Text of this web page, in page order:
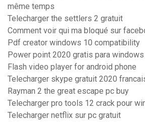
même temps
Telecharger the settlers 2 gratuit
Comment voir qui ma bloqué sur
Pdf creator windows 10 compatibility
Power point 2020 gratis para
Flash video player for android phone
Telecharger skype gratuit 2020
Rayman 2 the great escape pc buy
Telecharger pro tools 12 crack pour
Telecharger netflix sur pc gratuit